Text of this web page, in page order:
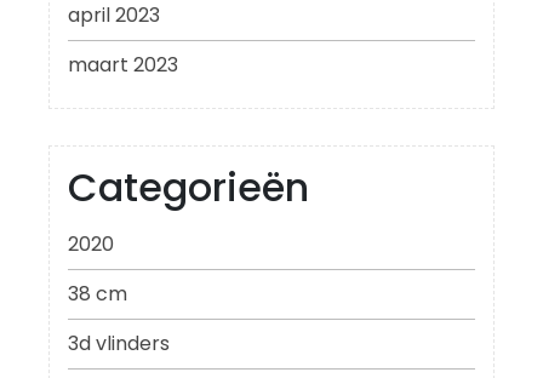
april 2023
maart 2023
Categorieën
2020
38 cm
3d vlinders